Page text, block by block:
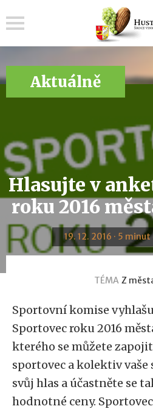
Aktuálně
Hlasujte v
roku 2016
19. 12. 2016 · 5 minut
TÉMA Z
Sportovní komise
Sportovec roku 2016
kterého se můžete
sportovec a kolektiv
svůj hlas a účastněte se
hodnotné ceny.